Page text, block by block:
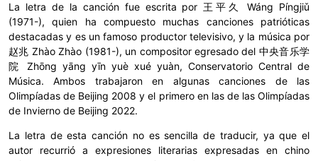
La letra de la canción fue escrita por 王平久 Wáng Píngjiǔ
(1971-), quien ha compuesto muchas canciones patrióticas
destacadas y es un famoso productor televisivo, y la música por
赵兆 Zhào Zhào (1981-), un compositor egresado del 中央音乐学
院 Zhōng yāng yīn yuè xué yuàn, Conservatorio Central de
Música. Ambos trabajaron en algunas canciones de las
Olimpíadas de Beijing 2008 y el primero en las de las Olimpíadas
de Invierno de Beijing 2022.
La letra de esta canción no es sencilla de traducir, ya que el
autor recurrió a expresiones literarias expresadas en chino